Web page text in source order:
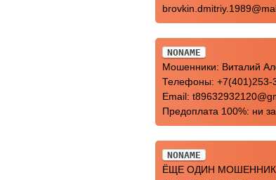
NONAME
Мошенники: Виталий
Телефоны: +7(401)253-
Email:
Предоплата 100%: ни
NONAME
ЁЩЕ ОДИН МОШЕННИК С